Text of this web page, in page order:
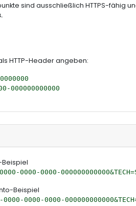
sind ausschließlich HTTPS-fähig
HTTP-Header angeben:
000000000000
Beispiel
0000-0000-
Beispiel
0000-0000-